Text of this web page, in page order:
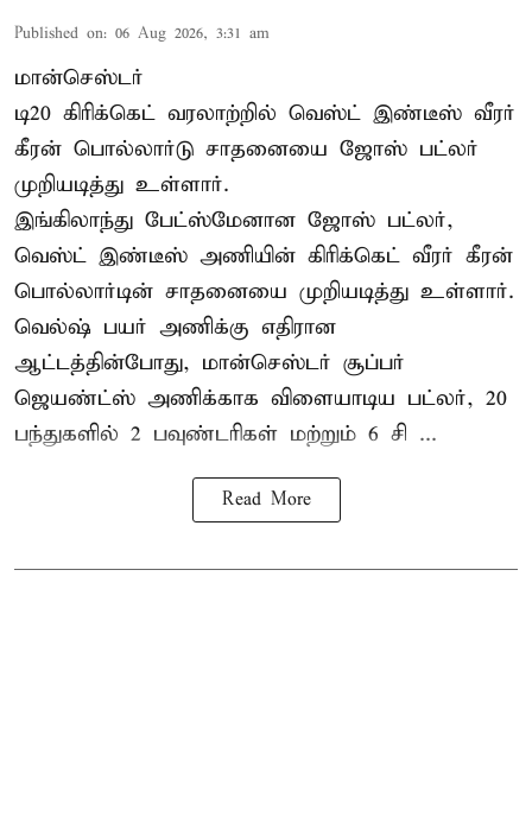
Published on: 06 Aug 2026, 3:31 am
மான்செஸ்டர்
டி20 கிரிக்கெட் வரலாற்றில் வெஸ்ட் இண்டீஸ் வீரர்
கீரன் பொல்லார்டு சாதனையை ஜோஸ் பட்லர்
முறியடித்து உள்ளார்.
இங்கிலாந்து பேட்ஸ்மேனான ஜோஸ் பட்லர்,
வெஸ்ட் இண்டீஸ் அணியின் கிரிக்கெட் வீரர் கீரன்
பொல்லார்டின் சாதனையை முறியடித்து உள்ளார்.
வெல்ஷ் பயர் அணிக்கு எதிரான
ஆட்டத்தின்போது, மான்செஸ்டர் சூப்பர்
ஜெயண்ட்ஸ் அணிக்காக விளையாடிய பட்லர், 20
பந்துகளில் 2 பவுண்டரிகள் மற்றும் 6 சி ...
Read More